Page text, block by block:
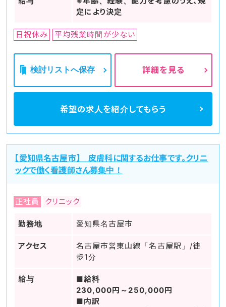
そこで求められる仕事内容や知識は全く異なります。新たに外
いてもどのような知識が求められるかを考慮すると良いでしょ
う。
りがちですが、スケジュールが立てやすく子育てとの両立も安い
ヤクマッチ看護師では、様々な条件で求人を探すことができま
たにぴったりな職場をご提案します。
定により決定
日祝休み 平均残業時間が少ない
検討リストへ保存 詳細を見る
希望の求人を紹介してもらう
【愛知県名古屋市】 皮膚科に関するお仕事です。クリニ
ックで働く看護師さん募集中！
正社員 クリニック
勤務地 愛知県名古屋市
アクセス
名古屋市営東山線「名古屋駅」/徒
歩1分
給与
■給料
230,000円～250,000円
■内訳